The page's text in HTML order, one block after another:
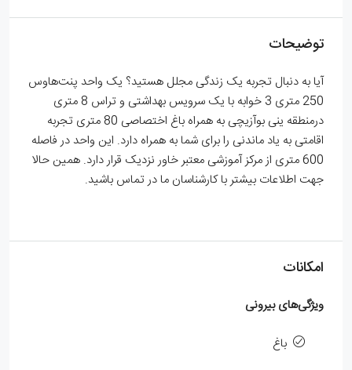
توضیحات
آیا به دنبال تجربه یک زندگی مجلل هستید؟ یک واحد پنت‌هاوس‌
250 متری 3 خوابه با یک سرویس بهداشتی و تراس 8 متری
درمنطقه ینی بوآزیچی به همراه باغ اختصاصی 80 متری تجربه
اقامتی به یاد ماندنی را برای شما به همراه دارد. این واحد در فاصله
600 متری از مرکز آموزشی معتبر خاور نزدیک قرار دارد. همین حالا
جهت اطلاعات بیشتر با کارشناسان ما در تماس باشید.
امکانات
ویژگی‌های بیرونی
باغ